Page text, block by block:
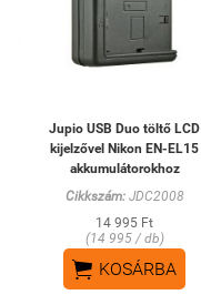
Jupio USB Duo töltő LCD
kijelzővel Nikon EN-EL15
akkumulátorokhoz
Cikkszám:JDC2008
14 995 Ft
(14 995 / db)
 KOSÁRBA